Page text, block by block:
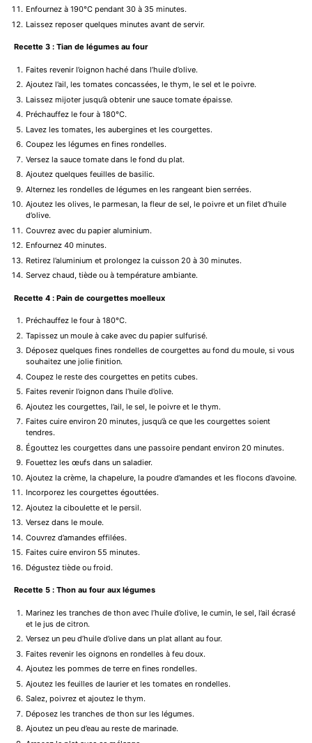
Enfournez à 190°C pendant 30 à 35 minutes.
Laissez reposer quelques minutes avant de servir.
Recette 3 : Tian de légumes au four
Faites revenir l’oignon haché dans l’huile d’olive.
Ajoutez l’ail, les tomates concassées, le thym, le sel et le poivre.
Laissez mijoter jusqu’à obtenir une sauce tomate épaisse.
Préchauffez le four à 180°C.
Lavez les tomates, les aubergines et les courgettes.
Coupez les légumes en fines rondelles.
Versez la sauce tomate dans le fond du plat.
Ajoutez quelques feuilles de basilic.
Alternez les rondelles de légumes en les rangeant bien serrées.
Ajoutez les olives, le parmesan, la fleur de sel, le poivre et un filet d’huile
d’olive.
Couvrez avec du papier aluminium.
Enfournez 40 minutes.
Retirez l’aluminium et prolongez la cuisson 20 à 30 minutes.
Servez chaud, tiède ou à température ambiante.
Recette 4 : Pain de courgettes moelleux
Préchauffez le four à 180°C.
Tapissez un moule à cake avec du papier sulfurisé.
Déposez quelques fines rondelles de courgettes au fond du moule, si vous
souhaitez une jolie finition.
Coupez le reste des courgettes en petits cubes.
Faites revenir l’oignon dans l’huile d’olive.
Ajoutez les courgettes, l’ail, le sel, le poivre et le thym.
Faites cuire environ 20 minutes, jusqu’à ce que les courgettes soient
tendres.
Égouttez les courgettes dans une passoire pendant environ 20 minutes.
Fouettez les œufs dans un saladier.
Ajoutez la crème, la chapelure, la poudre d’amandes et les flocons d’avoine.
Incorporez les courgettes égouttées.
Ajoutez la ciboulette et le persil.
Versez dans le moule.
Couvrez d’amandes effilées.
Faites cuire environ 55 minutes.
Dégustez tiède ou froid.
Recette 5 : Thon au four aux légumes
Marinez les tranches de thon avec l’huile d’olive, le cumin, le sel, l’ail écrasé
et le jus de citron.
Versez un peu d’huile d’olive dans un plat allant au four.
Faites revenir les oignons en rondelles à feu doux.
Ajoutez les pommes de terre en fines rondelles.
Ajoutez les feuilles de laurier et les tomates en rondelles.
Salez, poivrez et ajoutez le thym.
Déposez les tranches de thon sur les légumes.
Ajoutez un peu d’eau au reste de marinade.